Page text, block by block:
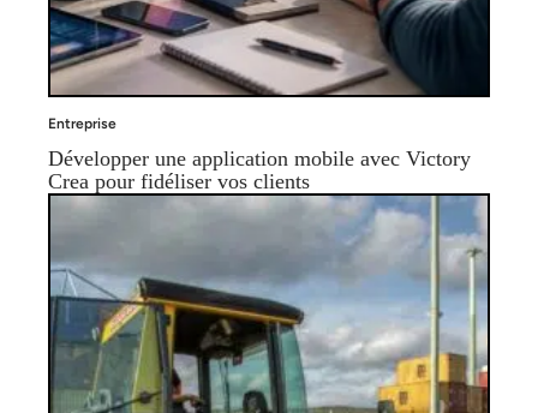
Entreprise
Développer une application mobile avec Victory
Crea pour fidéliser vos clients